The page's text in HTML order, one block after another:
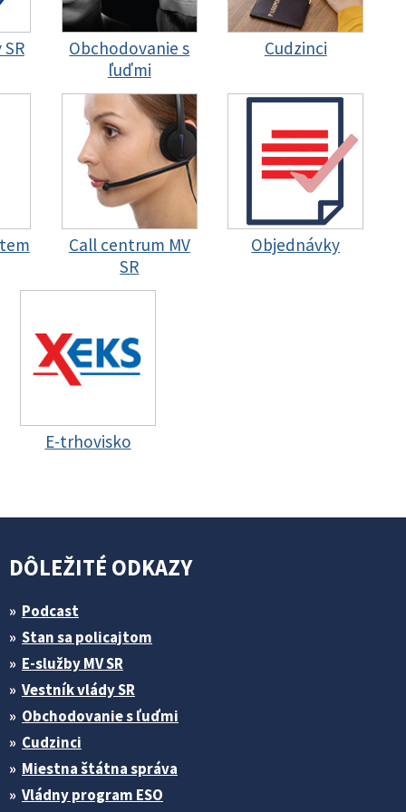
Obchodovanie s
ľuďmi
Cudzinci
Call centrum MV
SR
Objednávky
E-trhovisko
DÔLEŽITÉ ODKAZY
Podcast
Stan sa policajtom
E-služby MV SR
Vestník vlády SR
Obchodovanie s ľuďmi
Cudzinci
Miestna štátna správa
Vládny program ESO